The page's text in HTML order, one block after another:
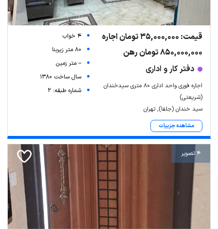
قیمت: 35,000,000 تومان اجاره
850,000,000 تومان رهن
دفتر کار و اداری
اجاره فوری واحد اداری ۸۰ متری سیدخندان
(شریعتی)
سید خندان (جلفا), تهران
مشاهده جزییات
4 خواب
80 متر زیربنا
-- متر زمین
سال ساخت 1380
شماره طبقه: 2
4 تصویر